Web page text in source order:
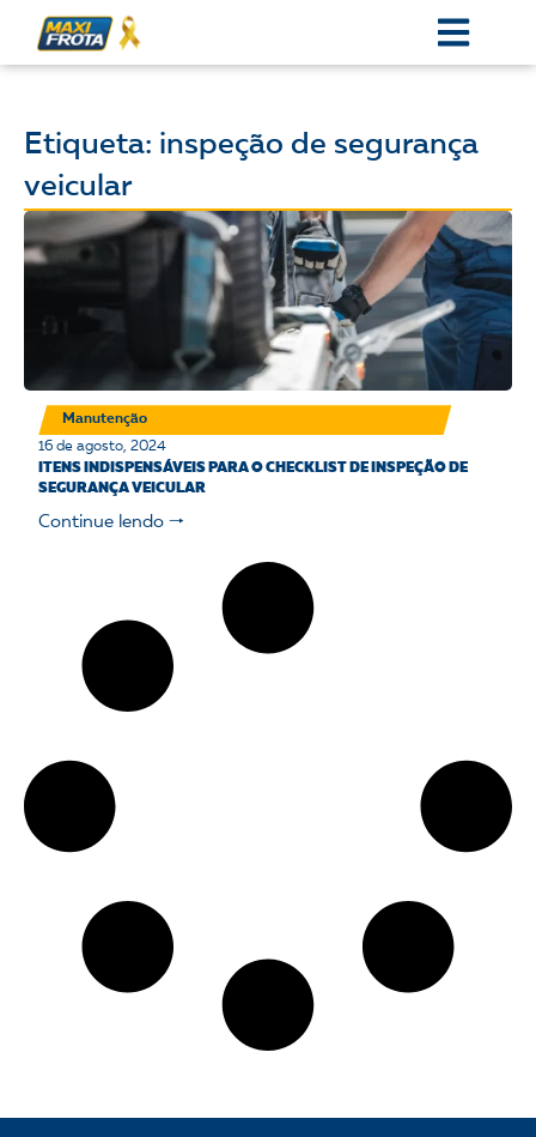
Etiqueta: inspeção de segurança
veicular
Manutenção
16 de agosto, 2024
ITENS INDISPENSÁVEIS PARA O CHECKLIST DE INSPEÇÃO DE
SEGURANÇA VEICULAR
Continue lendo 🠒